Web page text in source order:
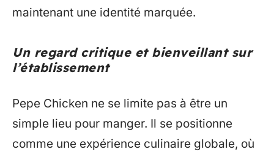
maintenant une identité marquée.
Un regard critique et bienveillant sur
l’établissement
Pepe Chicken ne se limite pas à être un
simple lieu pour manger. Il se positionne
comme une expérience culinaire globale, où